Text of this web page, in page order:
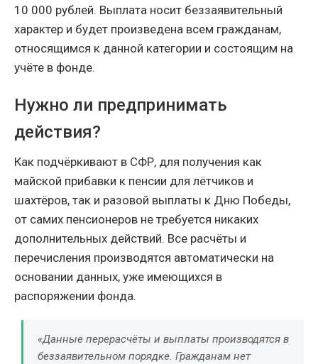
10 000 рублей. Выплата носит беззаявительный
характер и будет произведена всем гражданам,
относящимся к данной категории и состоящим на
учёте в фонде.
Нужно ли предпринимать
действия?
Как подчёркивают в СФР, для получения как
майской прибавки к пенсии для лётчиков и
шахтёров, так и разовой выплаты к Дню Победы,
от самих пенсионеров не требуется никаких
дополнительных действий. Все расчёты и
перечисления производятся автоматически на
основании данных, уже имеющихся в
распоряжении фонда.
«Данные перерасчёты и выплаты производятся в
беззаявительном порядке. Гражданам нет